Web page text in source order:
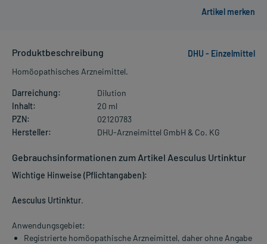
Produktbeschreibung
DHU - Einzelmittel
Homöopathisches Arzneimittel.
Darreichung:
Dilution
Inhalt:
20 ml
PZN:
02120783
Hersteller:
DHU-Arzneimittel GmbH & Co. KG
Gebrauchsinformationen zum Artikel Aesculus Urtinktur
Wichtige Hinweise (Pflichtangaben):
Aesculus Urtinktur.
Anwendungsgebiet:
Registrierte homöopathische Arzneimittel, daher ohne Angabe